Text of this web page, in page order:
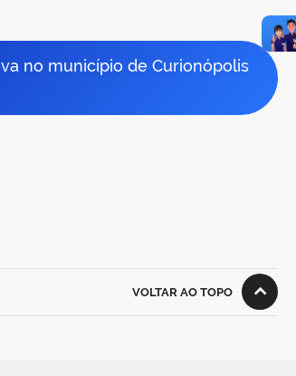
no município de Curionópolis
VOLTAR AO TOPO